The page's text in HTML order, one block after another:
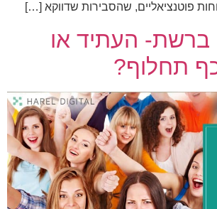
פוטנציאליים, שהסבירות שדווקא […]
ברשת- העתיד או
תחלוף?